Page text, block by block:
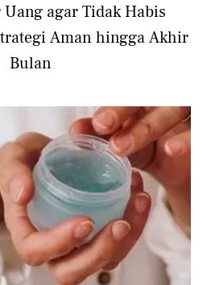
agar Tidak Habis
Aman hingga Akhir
Bulan